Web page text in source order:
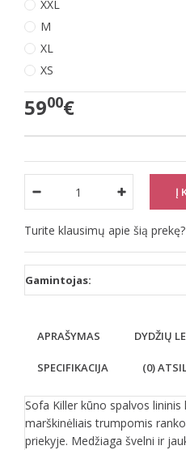
XXL
M
XL
XS
5900€
Turite klausimų apie šią prekę?
Gamintojas:
APRAŠYMAS DYDŽIŲ
SPECIFIKACIJA (0)
Sofa Killer kūno spalvos
marškinėliais trumpomis
priekyje. Medžiaga švelni ir